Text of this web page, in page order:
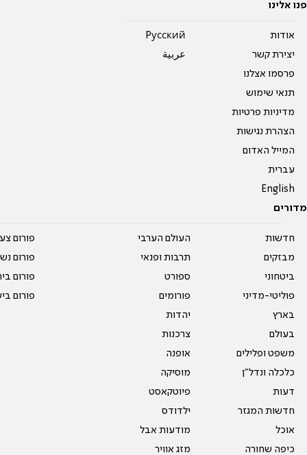
פנו אלינו
אודות
יצירת קשר
פרסמו אצלנו
תנאי שימוש
מדיניות פרטיות
הצהרת נגישות
המייל האדום
עברית
English
Pусский
عربية
מדורים
חדשות
מבזקים
ביטחוני
פוליטי-מדיני
בארץ
בעולם
משפט ופלילים
כלכלה ונדל"ן
דעות
חדשות המגזר
אוכל
כיפה שחורה
העולם הערבי
תרבות ופנאי
ספורט
פורומים
יהדות
צרכנות
אופנה
מוסיקה
פיוטקאסט
ילדודס
מודעות אבל
מזג אוויר
פורום
פורום
פורום
פורום